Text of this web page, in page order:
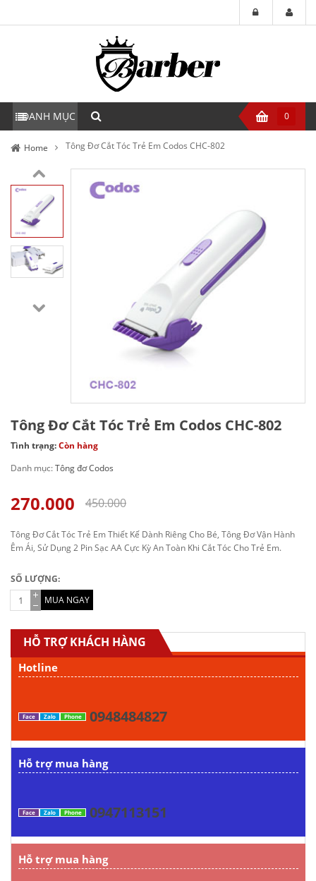
DANH MỤC 0
Home Tông Đơ Cắt Tóc Trẻ Em Codos CHC-802
Tông Đơ Cắt Tóc Trẻ Em Codos CHC-802
Tình trạng:Còn hàng
Danh mục:Tông đơ Codos
450.000
270.000
Tông Đơ Cắt Tóc Trẻ Em Thiết Kế Dành Riêng Cho Bé, Tông Đơ Vận Hành
Êm Ái, Sử Dụng 2 Pin Sạc AA Cực Kỳ An Toàn Khi Cắt Tóc Cho Trẻ Em.
SỐ LƯỢNG:
MUA NGAY
HỖ TRỢ KHÁCH HÀNG
Hotline
Face Zalo Phone 0948484827
Hỗ trợ mua hàng
Face Zalo Phone 0947113151
Hỗ trợ mua hàng